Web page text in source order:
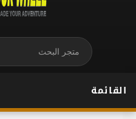
القائمة